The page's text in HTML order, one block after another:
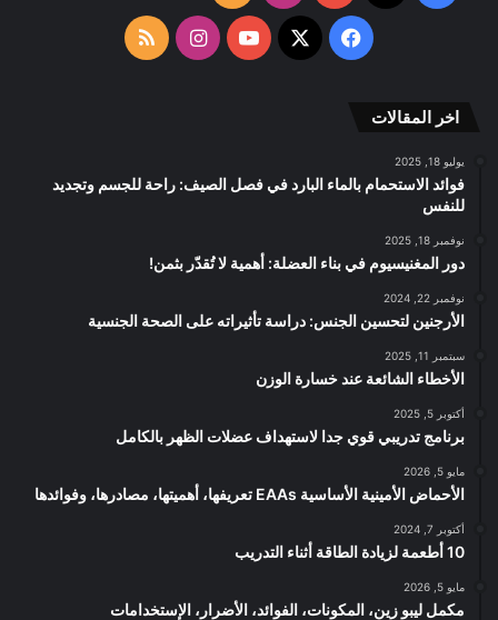
الموقع
فيسبوك
‫X
‫YouTubeانستقرامملخص
اخر المقالات
يوليو 18, 2025
فوائد الاستحمام بالماء البارد في فصل الصيف: راحة للجسم وتجديد
للنفس
نوفمبر 18, 2025
دور المغنيسيوم في بناء العضلة: أهمية لا تُقدّر بثمن!
نوفمبر 22, 2024
الأرجنين لتحسين الجنس: دراسة تأثيراته على الصحة الجنسية
سبتمبر 11, 2025
الأخطاء الشائعة عند خسارة الوزن
أكتوبر 5, 2025
برنامج تدريبي قوي جدا لاستهداف عضلات الظهر بالكامل
مايو 5, 2026
الأحماض الأمينية الأساسية EAAs تعريفها، أهميتها، مصادرها، وفوائدها
أكتوبر 7, 2024
10 أطعمة لزيادة الطاقة أثناء التدريب
مايو 5, 2026
مكمل ليبو زين، المكونات، الفوائد، الأضرار، الإستخدامات